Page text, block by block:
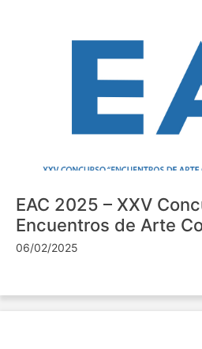
EAC 2025 – XXV
Encuentros de Arte
06/02/2025